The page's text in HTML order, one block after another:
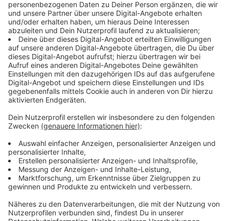
Immer auf dem Laufenden
bleiben!
Verpass' nichts mehr - mit unserem kostenlosen
ANTENNE BAYERN Newsletter. Ob Nachrichten,
Lifestyle oder unsere neuesten Aktionen - wir
informieren dich.
Zum Newsletter anmelden